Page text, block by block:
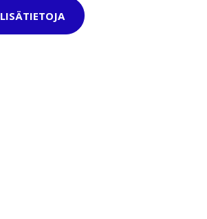
LISÄTIETOJA